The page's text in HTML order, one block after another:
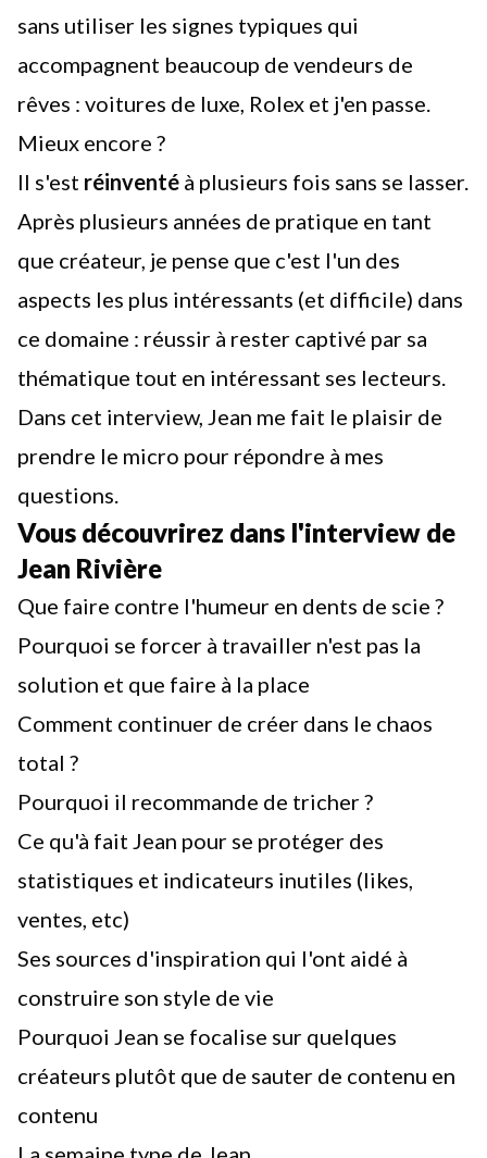
sans utiliser les signes typiques qui
accompagnent beaucoup de vendeurs de
rêves : voitures de luxe, Rolex et j'en passe.
Mieux encore ?
Il s'est réinventé à plusieurs fois sans se lasser.
Après plusieurs années de pratique en tant
que créateur, je pense que c'est l'un des
aspects les plus intéressants (et difficile) dans
ce domaine : réussir à rester captivé par sa
thématique tout en intéressant ses lecteurs.
Dans cet interview, Jean me fait le plaisir de
prendre le micro pour répondre à mes
questions.
Vous découvrirez dans l'interview de
Jean Rivière
Que faire contre l'humeur en dents de scie ?
Pourquoi se forcer à travailler n'est pas la
solution et que faire à la place
Comment continuer de créer dans le chaos
total ?
Pourquoi il recommande de tricher ?
Ce qu'à fait Jean pour se protéger des
statistiques et indicateurs inutiles (likes,
ventes, etc)
Ses sources d'inspiration qui l'ont aidé à
construire son style de vie
Pourquoi Jean se focalise sur quelques
créateurs plutôt que de sauter de contenu en
contenu